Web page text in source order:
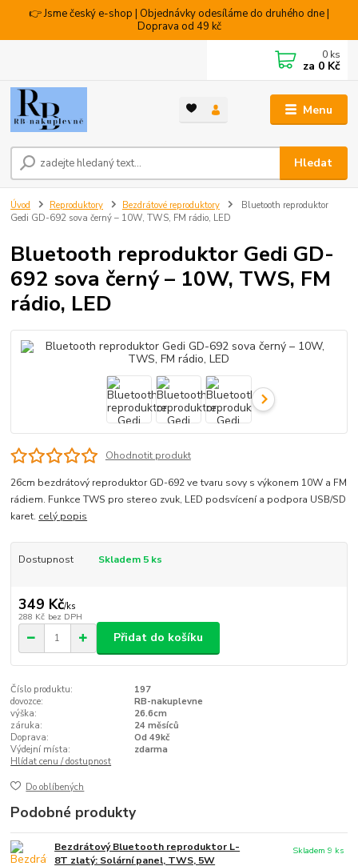
👉 Jsme český e-shop | Objednávky odesíláme do druhého dne |
Doprava od 49 kč
Menu
Hledat
0 ks
za 0 Kč
Úvod Reproduktory Bezdrátové reproduktory
Bluetooth reproduktor
Gedi GD-692 sova černý – 10W, TWS, FM rádio, LED
Bluetooth reproduktor Gedi GD-
692 sova černý – 10W, TWS, FM
rádio, LED
Ohodnotit produkt
26cm bezdrátový reproduktor GD-692 ve tvaru sovy s výkonem 10W a FM
rádiem. Funkce TWS pro stereo zvuk, LED podsvícení a podpora USB/SD
karet. celý popis
Dostupnost Skladem 5 ks
349 Kč/ks
288 Kč bez DPH
Přidat do košíku
Číslo produktu:
197
dovozce:
RB-nakuplevne
výška:
26.6cm
záruka:
24 měsíců
Doprava:
Od 49kč
Výdejní místa:
zdarma
Hlídat cenu / dostupnost
Do oblíbených
Podobné produkty
Bezdrátový Bluetooth reproduktor L-
8T zlatý: Solární panel, TWS, 5W
Skladem 9 ks